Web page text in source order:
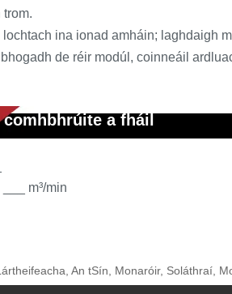
ina ionad amháin; laghdaigh
de réir modúl, coinneáil
a fháil
m³/min
An tSín, Monaróir, Soláthraí,